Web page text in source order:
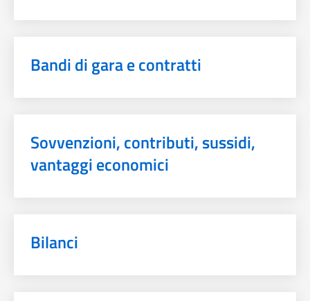
Bandi di gara e contratti
Sovvenzioni, contributi, sussidi,
vantaggi economici
Bilanci